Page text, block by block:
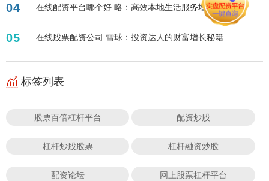
04 在线配资平台哪个好 略：高效本地生活服务增长秘籍
05 在线股票配资公司 雪球：投资达人的财富增长秘籍
标签列表
股票百倍杠杆平台 配资炒股
杠杆炒股股票 杠杆融资炒股
配资论坛 网上股票杠杆平台